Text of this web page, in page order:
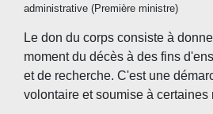
administrative (Première ministre)
Le don du corps consiste à
moment du décès à des fins
et de recherche. C'est une
volontaire et soumise à certaines